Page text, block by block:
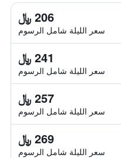
206 ﷼
سعر الليلة شامل الرسوم
241 ﷼
سعر الليلة شامل الرسوم
257 ﷼
سعر الليلة شامل الرسوم
269 ﷼
سعر الليلة شامل الرسوم